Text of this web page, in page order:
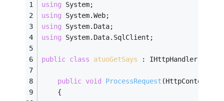
using System;
using System.Web;
using System.Data;
using System.Data.SqlClient;
public class atuoGetSays : IHttpHandler {
public void ProcessRequest (HttpContext
    {